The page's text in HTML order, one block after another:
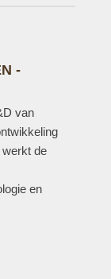
-
van
de
en